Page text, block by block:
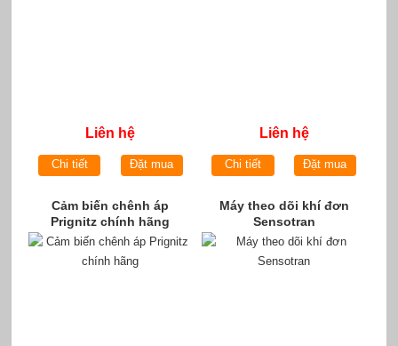
Liên hệ
Chi tiết Đặt mua
Liên hệ
Chi tiết Đặt mua
Cảm biến chênh áp
Prignitz chính hãng
Máy theo dõi khí đơn
Sensotran